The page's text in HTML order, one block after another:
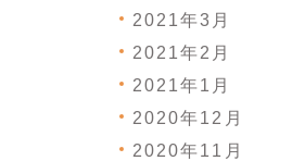
2021年3月
2021年2月
2021年1月
2020年12月
2020年11月